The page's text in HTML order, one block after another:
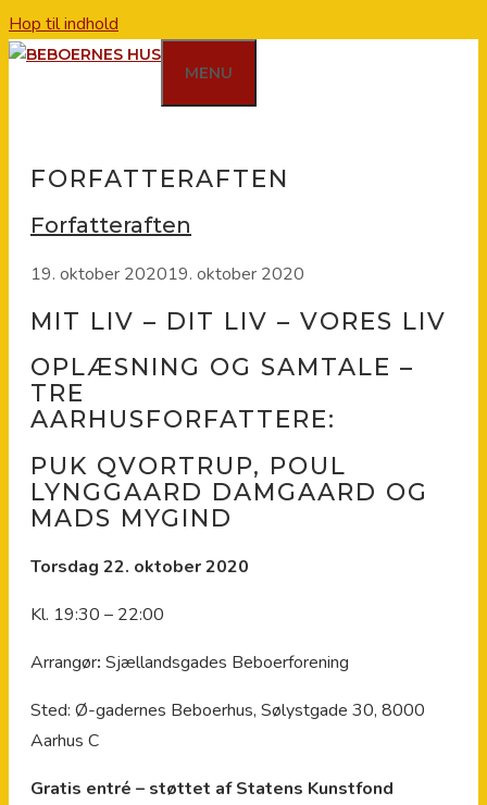
Hop til indhold
MENU
FORFATTERAFTEN
Forfatteraften
19. oktober 202019. oktober 2020
MIT LIV – DIT LIV – VORES LIV
OPLÆSNING OG SAMTALE –
TRE
AARHUSFORFATTERE:
PUK QVORTRUP, POUL
LYNGGAARD DAMGAARD OG
MADS MYGIND
Torsdag 22. oktober 2020
Kl. 19:30 – 22:00
Arrangør: Sjællandsgades Beboerforening
Sted: Ø-gadernes Beboerhus, Sølystgade 30, 8000
Aarhus C
Gratis entré – støttet af Statens Kunstfond